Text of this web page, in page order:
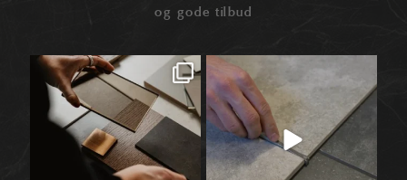
og gode tilbud
Når materialer først begynder at tale
sammen,...
1 0
Når vi taler fliser, ender snakken ofte
ved selve